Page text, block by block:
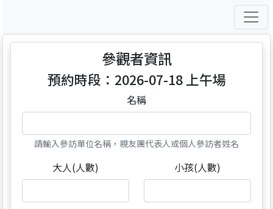
參觀者資訊
預約時段：2026-07-18 上午場
名稱
請輸入參訪單位名稱，親友團代表人或個人參訪者姓名
大人(人數) 小孩(人數)